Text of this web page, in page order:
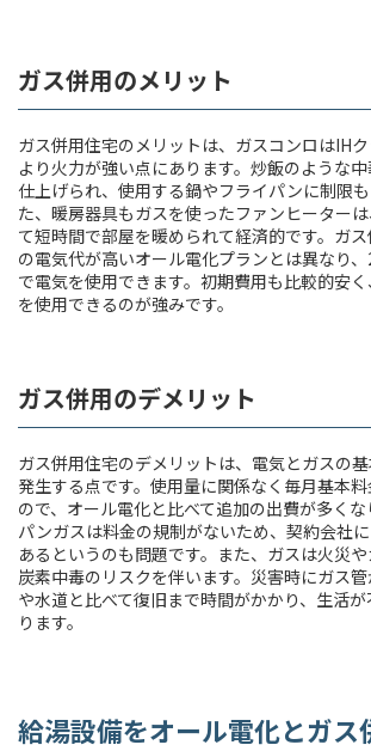
ガス併用のメリット
ガス併用住宅のメリットは、ガスコンロはIH
より火力が強い点にあります。炒飯のような
仕上げられ、使用する鍋やフライパンに制限
た、暖房器具もガスを使ったファンヒーター
て短時間で部屋を暖められて経済的です。ガ
の電気代が高いオール電化プランとは異なり
で電気を使用できます。初期費用も比較的安
を使用できるのが強みです。
ガス併用のデメリット
ガス併用住宅のデメリットは、電気とガスの
発生する点です。使用量に関係なく毎月基本
ので、オール電化と比べて追加の出費が多く
パンガスは料金の規制がないため、契約会社
あるというのも問題です。また、ガスは火災
炭素中毒のリスクを伴います。災害時にガス
や水道と比べて復旧まで時間がかかり、生活
ります。
給湯設備をオール電化とガス